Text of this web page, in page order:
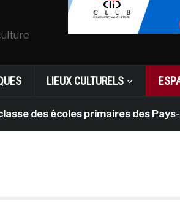
LIEUX CULTURELS
écoles primaires des Pays-bas